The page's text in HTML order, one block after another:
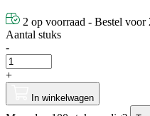
2 op voorraad - Bestel voor
Aantal stuks
-
+
In winkelwagen